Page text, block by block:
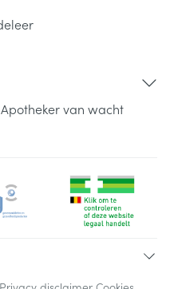
Apotheker van wacht